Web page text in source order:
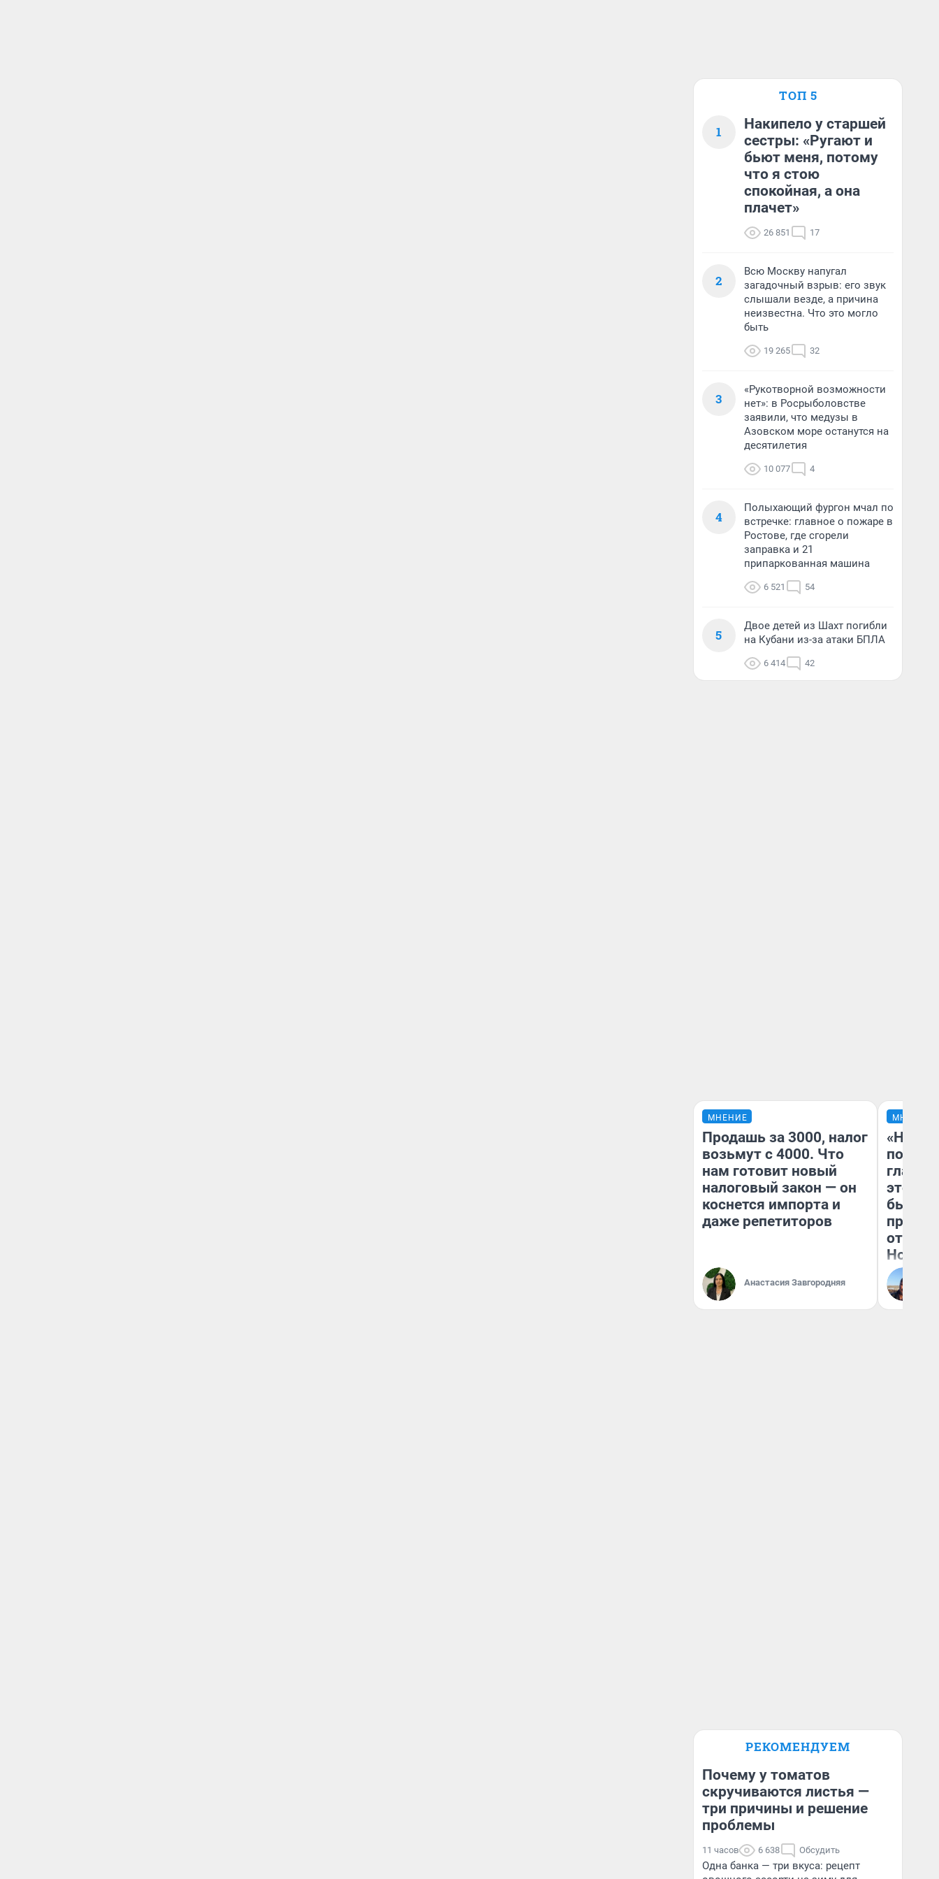
ТОП 5
1
Накипело у старшей
сестры: «Ругают и
бьют меня, потому
что я стою
спокойная, а она
плачет»
26 851 17
2
Всю Москву напугал
загадочный взрыв: его звук
слышали везде, а причина
неизвестна. Что это могло
быть
19 265 32
3
«Рукотворной возможности
нет»: в Росрыболовстве
заявили, что медузы в
Азовском море останутся на
десятилетия
10 077 4
4
Полыхающий фургон мчал по
встречке: главное о пожаре в
Ростове, где сгорели
заправка и 21
припаркованная машина
6 521 54
5
Двое детей из Шахт погибли
на Кубани из-за атаки БПЛА
6 414 42
МНЕНИЕ
Продашь за 3000, налог
возьмут с 4000. Что
нам готовит новый
налоговый закон — он
коснется импорта и
даже репетиторов
Анастасия Завгородняя
МНЕНИЕ
этого
бьет
отзыв
Нолана
РЕКОМЕНДУЕМ
Почему у томатов
скручиваются листья —
три причины и решение
проблемы
11 часов 6 638 Обсудить
Одна банка — три вкуса: рецепт